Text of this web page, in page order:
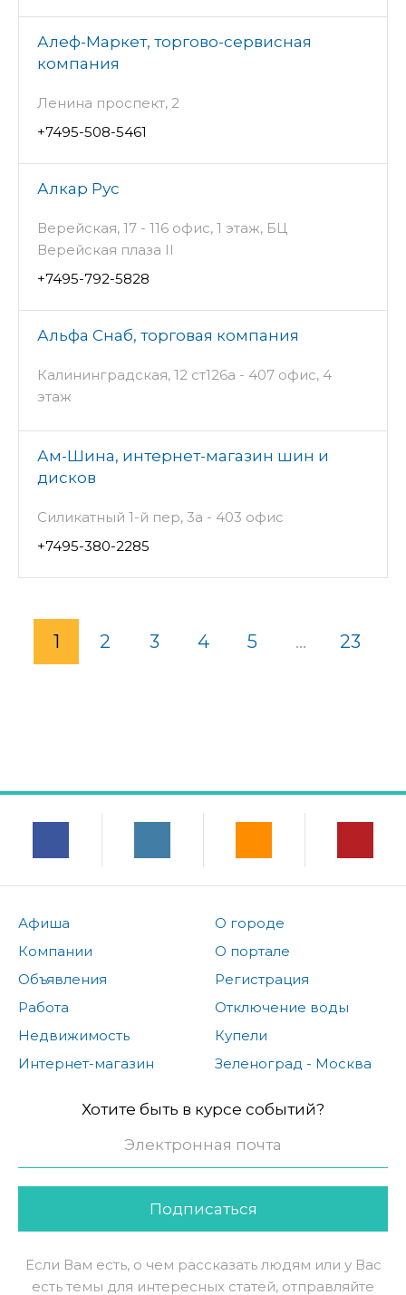
Алеф-Маркет, торгово-сервисная
компания
Ленина проспект, 2
+7495-508-5461
Алкар Рус
Верейская, 17 - 116 офис, 1 этаж, БЦ
Верейская плаза II
+7495-792-5828
Альфа Снаб, торговая компания
Калининградская, 12 ст126а - 407 офис, 4
этаж
Ам-Шина, интернет-магазин шин и
дисков
Силикатный 1-й пер, 3а - 403 офис
+7495-380-2285
1 2 3 4 5 ... 23
Афиша
Компании
Объявления
Работа
Недвижимость
Интернет-магазин
О городе
О портале
Регистрация
Отключение воды
Купели
Зеленоград - Москва
Хотите быть в курсе событий?
Подписаться
Если Вам есть, о чем рассказать людям или у Вас
есть темы для интересных статей, отправляйте